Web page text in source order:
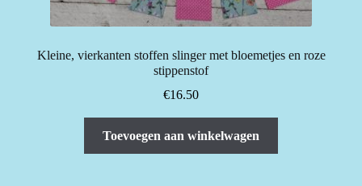
Kleine, vierkanten stoffen slinger met bloemetjes en roze
stippenstof
€16.50
Toevoegen aan winkelwagen